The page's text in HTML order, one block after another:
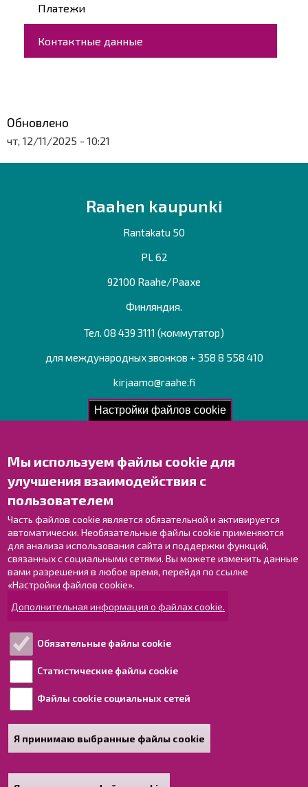
Настройки файлов cookie
Мы используем файлы cookie для
улучшения взаимодействия с
пользователем
Часть файлов cookie является обязательной и активируется
автоматически. Необязательные файлы cookie применяются
для анализа использования сайта и поддержки функций,
связанных с социальными сетями. Вы можете изменить данные
вами разрешения в любое время, перейдя по ссылке
«Настройки файлов cookie».
Дополнительная информация о файлах cookie.
Обязательные файлы cookie
Статистические файлы cookie
Файлы cookie социальных сетей
Я принимаю выбранные файлы cookie
Платежи
Контактные данные
Обновлено
чт, 12/11/2025 - 10:21
Raahen kaupunki
Rantakatu 50
PL 62
92100 Raahe/Раахе
Финляндия.
Тел. 08 439 3111 (коммутатор)
для международных звонков + 358 8 558 410
kirjaamo@raahe.fi
Рег. номер: 1791817-6
Свяжитесь с нами!
Оставьте отзыв
Контактные данные персонала
Карта с указателями
Раахе в Facebook
Раахе в Instagram
Раахе в YouTube
Ознакомьтесь!
Обработка персональных данных
Информация о доступности для людей с
ограниченными возможностями